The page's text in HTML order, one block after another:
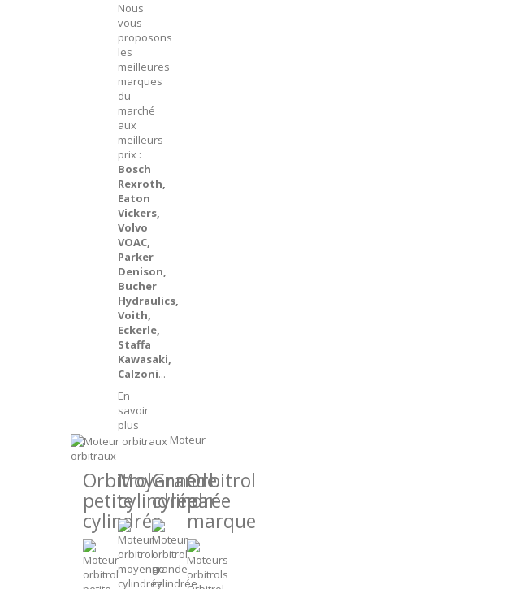
Nous
vous
proposons
les
meilleures
marques
du
marché
aux
meilleurs
prix :
Bosch
Rexroth,
Eaton
Vickers,
Volvo
VOAC,
Parker
Denison,
Bucher
Hydraulics,
Voith,
Eckerle,
Staffa
Kawasaki,
Calzoni...
En
savoir
plus
Moteur
orbitraux
Orbitrol
petite
cylindrée
Moyenne
cylindrée
Grande
cylindrée
Orbitrol
par
marque